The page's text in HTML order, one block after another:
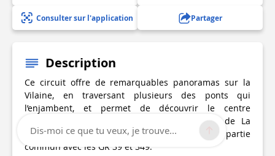
Consulter sur l'application Partager
Description
Ce circuit offre de remarquables panoramas sur la
Vilaine, en traversant plusieurs des ponts qui
l’enjambent, et permet de découvrir le centre
historique de la "Petite Cité de Caractère" de La
Roche-Bernard. Son cheminement est en partie
commun avec les GR 39 et 349.
Dis-moi ce que tu veux, je trouve...